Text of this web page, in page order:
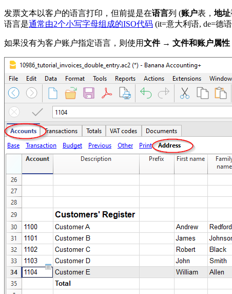
发票文本以客户的语言打印，但前提是在语言列 (账户表， 地址
语言是通常由2个小写字母组成的ISO代码 (it=意大利语, de=德
如果没有为客户账户指定语言，则使用文件 → 文件和账户属性